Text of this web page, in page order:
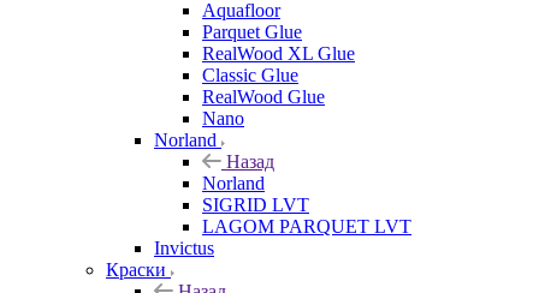
Aquafloor
Parquet Glue
RealWood XL Glue
Classic Glue
RealWood Glue
Nano
Norland
Назад
Norland
SIGRID LVT
LAGOM PARQUET LVT
Invictus
Краски